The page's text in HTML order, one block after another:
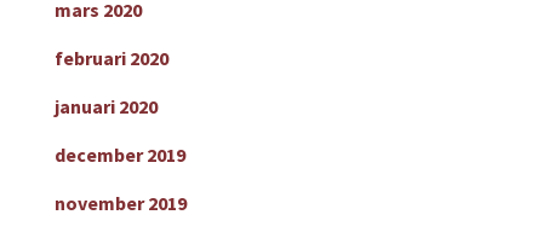
mars 2020
februari 2020
januari 2020
december 2019
november 2019